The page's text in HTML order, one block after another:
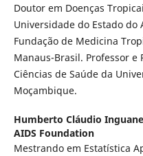
Doutor em Doenças
Universidade do Estado do
Fundação de Medicina
Manaus-Brasil. Professor e
Ciências de Saúde da
Moçambique.
Humberto Cláudio
AIDS Foundation
Mestrando em Estatística